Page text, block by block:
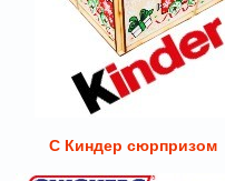
С Киндер сюрпризом